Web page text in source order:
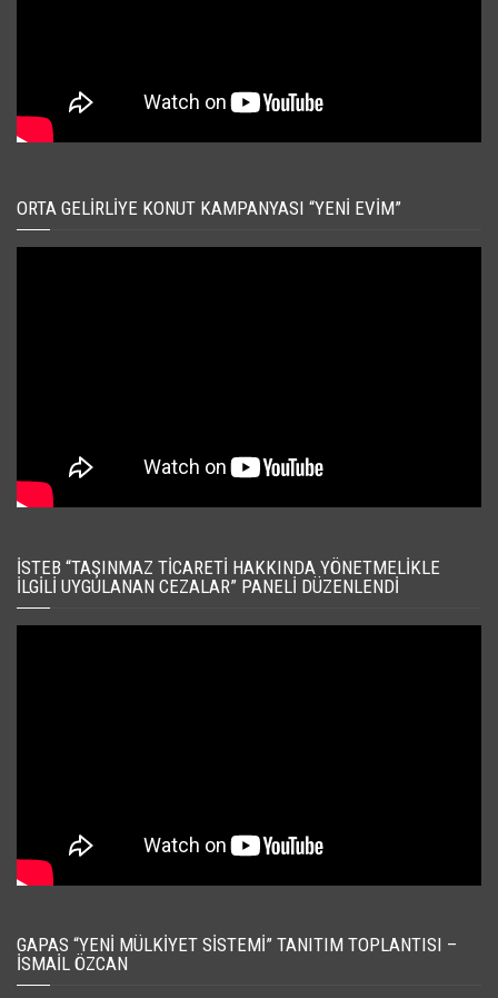
ORTA GELIRLIYE KONUT KAMPANYASI “YENI EVIM”
İSTEB “TAŞINMAZ TICARETI HAKKINDA YÖNETMELIKLE
İLGILI UYGULANAN CEZALAR” PANELI DÜZENLENDI
GAPAS “YENI MÜLKIYET SISTEMI” TANITIM TOPLANTISI –
İSMAIL ÖZCAN